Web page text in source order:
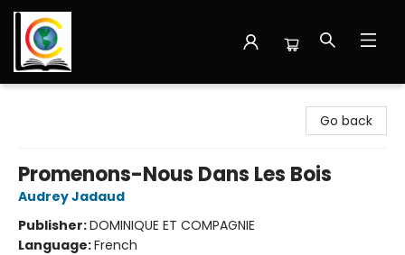
Go back
Promenons-Nous Dans Les Bois
Audrey Jadaud
Publisher:DOMINIQUE ET COMPAGNIE
Language:French